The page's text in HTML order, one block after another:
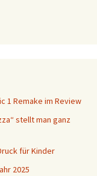
1 Remake im Review
stellt man ganz
für Kinder
2025